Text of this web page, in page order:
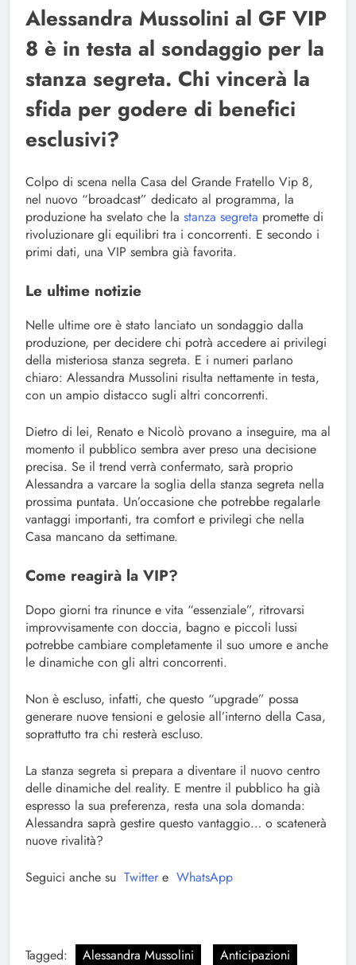
Alessandra Mussolini al GF VIP
8 è in testa al sondaggio per la
stanza segreta. Chi vincerà la
sfida per godere di benefici
esclusivi?
Colpo di scena nella Casa del Grande Fratello Vip 8,
nel nuovo “broadcast” dedicato al programma, la
produzione ha svelato che la stanza segreta promette di
rivoluzionare gli equilibri tra i concorrenti. E secondo i
primi dati, una VIP sembra già favorita.
Le ultime notizie
Nelle ultime ore è stato lanciato un sondaggio dalla
produzione, per decidere chi potrà accedere ai privilegi
della misteriosa stanza segreta. E i numeri parlano
chiaro: Alessandra Mussolini risulta nettamente in testa,
con un ampio distacco sugli altri concorrenti.
Dietro di lei, Renato e Nicolò provano a inseguire, ma al
momento il pubblico sembra aver preso una decisione
precisa. Se il trend verrà confermato, sarà proprio
Alessandra a varcare la soglia della stanza segreta nella
prossima puntata. Un’occasione che potrebbe regalarle
vantaggi importanti, tra comfort e privilegi che nella
Casa mancano da settimane.
Come reagirà la VIP?
Dopo giorni tra rinunce e vita “essenziale”, ritrovarsi
improvvisamente con doccia, bagno e piccoli lussi
potrebbe cambiare completamente il suo umore e anche
le dinamiche con gli altri concorrenti.
Non è escluso, infatti, che questo “upgrade” possa
generare nuove tensioni e gelosie all’interno della Casa,
soprattutto tra chi resterà escluso.
La stanza segreta si prepara a diventare il nuovo centro
delle dinamiche del reality. E mentre il pubblico ha già
espresso la sua preferenza, resta una sola domanda:
Alessandra saprà gestire questo vantaggio… o scatenerà
nuove rivalità?
Seguici anche su Twitter e WhatsApp
Tagged: Alessandra Mussolini Anticipazioni